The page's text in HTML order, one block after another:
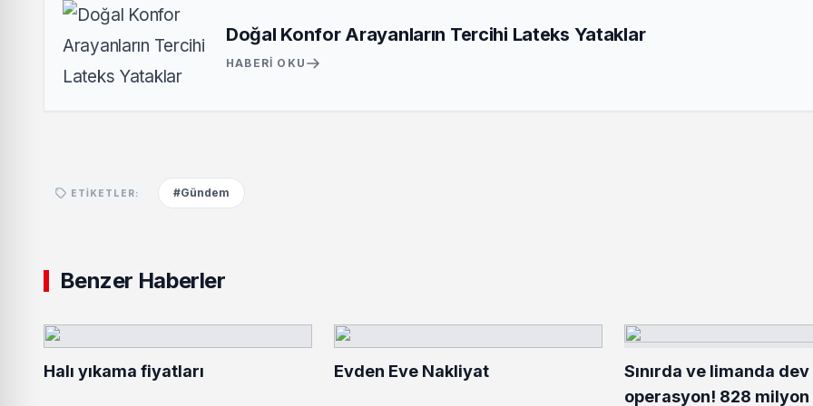
Doğal Konfor Arayanların Tercihi Lateks Yataklar
HABERI OKU
ETIKETLER: #Gündem
Benzer Haberler
Halı yıkama fiyatları Evden Eve Nakliyat
Sınırda ve limanda dev
operasyon! 828 milyon